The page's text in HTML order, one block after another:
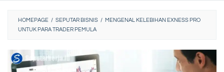
HOMEPAGE / SEPUTAR BISNIS / MENGENAL KELEBIHAN EXNESS PRO
UNTUK PARA TRADER PEMULA